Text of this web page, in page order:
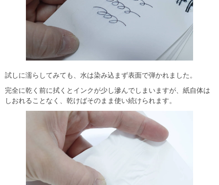
試しに濡らしてみても、水は染み込まず表面で弾かれました。
完全に乾く前に拭くとインクが少し滲んでしまいますが、紙自体は
しおれることなく、乾けばそのまま使い続けられます。